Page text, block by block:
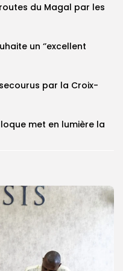
du Magal par les
un ‘’excellent
par la Croix-
met en lumière la